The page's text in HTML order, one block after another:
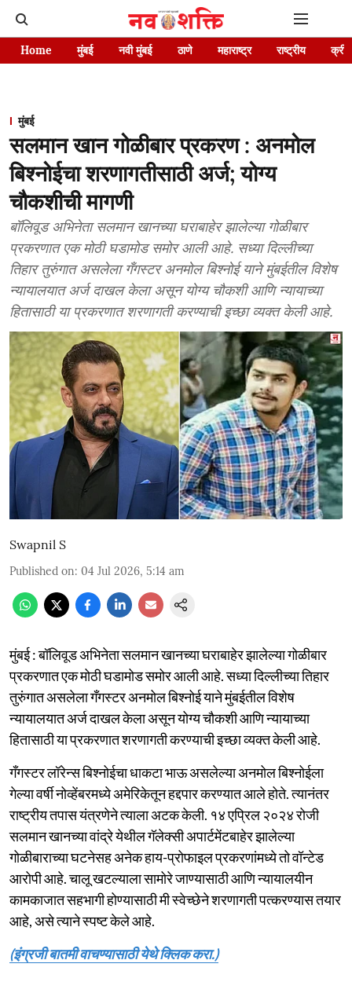
Home मुंबई नवी मुंबई ठाणे महाराष्ट्र राष्ट्रीय
मुंबई
सलमान खान गोळीबार प्रकरण : अनमोल
बिश्नोईचा शरणागतीसाठी अर्ज; योग्य
चौकशीची मागणी
बॉलिवूड अभिनेता सलमान खानच्या घराबाहेर झालेल्या गोळीबार
प्रकरणात एक मोठी घडामोड समोर आली आहे. सध्या दिल्लीच्या
तिहार तुरुंगात असलेला गँगस्टर अनमोल बिश्नोई याने मुंबईतील विशेष
न्यायालयात अर्ज दाखल केला असून योग्य चौकशी आणि न्यायाच्या
हितासाठी या प्रकरणात शरणागती करण्याची इच्छा व्यक्त केली आहे.
Swapnil S
Published on: 04 Jul 2026, 5:14 am
मुंबई : बॉलिवूड अभिनेता सलमान खानच्या घराबाहेर झालेल्या गोळीबार
प्रकरणात एक मोठी घडामोड समोर आली आहे. सध्या दिल्लीच्या तिहार
तुरुंगात असलेला गँगस्टर अनमोल बिश्नोई याने मुंबईतील विशेष
न्यायालयात अर्ज दाखल केला असून योग्य चौकशी आणि न्यायाच्या
हितासाठी या प्रकरणात शरणागती करण्याची इच्छा व्यक्त केली आहे.
गँगस्टर लॉरेन्स बिश्नोईचा धाकटा भाऊ असलेल्या अनमोल बिश्नोईला
गेल्या वर्षी नोव्हेंबरमध्ये अमेरिकेतून हद्दपार करण्यात आले होते. त्यानंतर
राष्ट्रीय तपास यंत्रणेने त्याला अटक केली. १४ एप्रिल २०२४ रोजी
सलमान खानच्या वांद्रे येथील गॅलेक्सी अपार्टमेंटबाहेर झालेल्या
गोळीबाराच्या घटनेसह अनेक हाय-प्रोफाइल प्रकरणांमध्ये तो वॉन्टेड
आरोपी आहे. चालू खटल्याला सामोरे जाण्यासाठी आणि न्यायालयीन
कामकाजात सहभागी होण्यासाठी मी स्वेच्छेने शरणागती पत्करण्यास तयार
आहे, असे त्याने स्पष्ट केले आहे.
(इंग्रजी बातमी वाचण्यासाठी येथे क्लिक करा.)